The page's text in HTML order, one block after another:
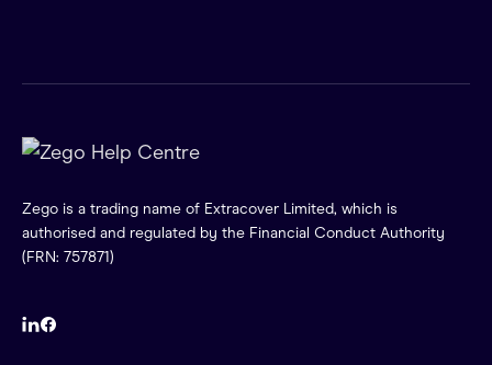
Zego is a trading name of Extracover Limited, which is
authorised and regulated by the Financial Conduct Authority
(FRN: 757871)